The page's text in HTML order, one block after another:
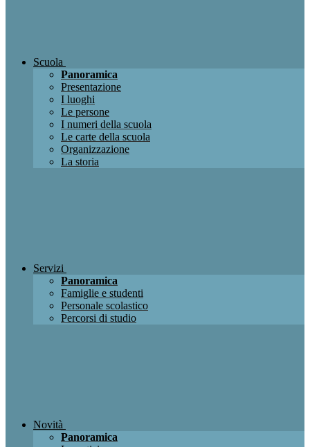
Scuola
Panoramica
Presentazione
I luoghi
Le persone
I numeri della scuola
Le carte della scuola
Organizzazione
La storia
Servizi
Panoramica
Famiglie e studenti
Personale scolastico
Percorsi di studio
Novità
Panoramica